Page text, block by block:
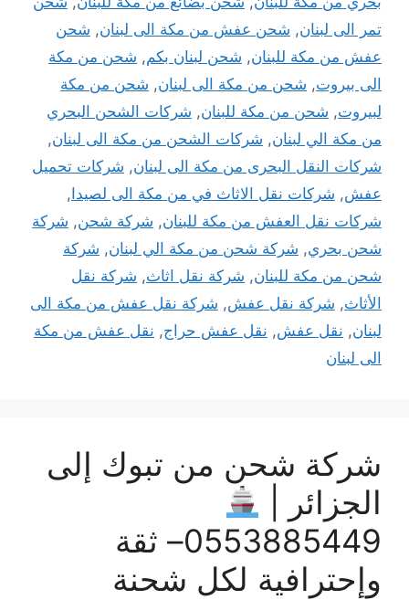
تمر الى لبنان, شحن عفش من مكة الى لبنان, شحن
عفش من مكة للبنان, شحن لبنان بكم, شحن من مكة
الى بيروت, شحن من مكة الى لبنان, شحن من مكة
لبيروت, شحن من مكة للبنان, شركات الشحن البحري
من مكة الي لبنان, شركات الشحن من مكة الى لبنان,
شركات النقل البحرى من مكة الى لبنان, شركات تحميل
عفش, شركات نقل الاثاث في من مكة الى لصيدا ,
شركات نقل العفش من مكة للبنان, شركة شحن, شركة
شحن بحري, شركة شحن من مكة الي لبنان, شركة
شحن من مكة للبنان, شركة نقل اثاث, شركة نقل
الأثاث, شركة نقل عفش, شركة نقل عفش من مكة الى
لبنان, نقل عفش, نقل عفش حراج, نقل عفش من مكة
الى لبنان
شركة شحن من تبوك إلى
الجزائر |
0553885449– ثقة
وإحترافية لكل شحنة